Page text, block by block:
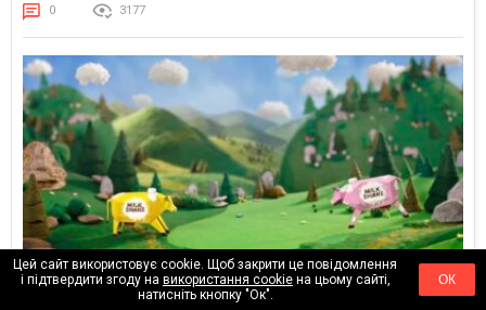
0 3177
Цей сайт використовує cookie. Щоб закрити це повідомлення
і підтвердити згоду на використання cookieна цьому сайті,
натисніть кнопку "Ок".
ОК